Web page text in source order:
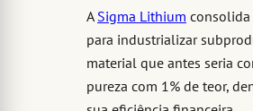
A Sigma Lithium consolida
para industrializar
material que antes seria
pureza com 1% de teor,